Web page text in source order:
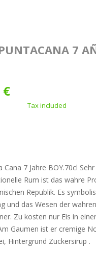
7
€
Tax included
Cana 7 Jahre BOY.70cl
Rum ist das wahre
Republik. Es
und das Wesen der
Zu kosten nur Eis in
Gaumen ist er cremige
Hintergrund Zuckersirup .